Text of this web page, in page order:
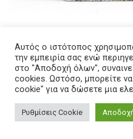
Διακοσμητικό
Αυτός ο ιστότοπος
την εμπειρία σας ενώ
στο "Αποδοχή όλων",
cookies. Ωστόσο, μπορείτε να
cookie" για να δώσετε μια
Ρυθμίσεις Cookie